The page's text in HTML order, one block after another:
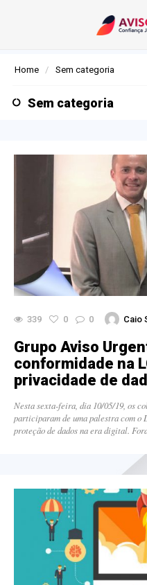
Home Sem categoria
Sem categoria
339 0 0 Caio
Grupo Aviso
conformidade na
privacidade de
Nesta sexta-feira, dia 10/05/19, os
participaram de uma palestra com
proteção de dados na era digital.